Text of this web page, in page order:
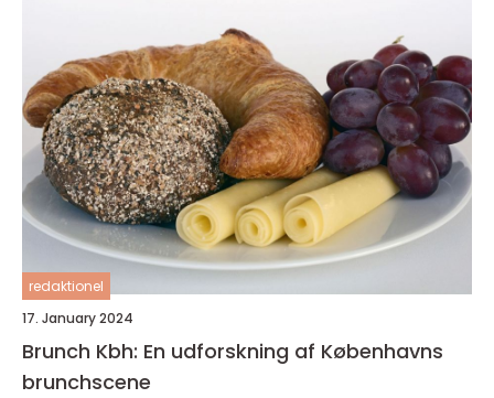
redaktionel
17. January 2024
Brunch Kbh: En udforskning af Københavns
brunchscene